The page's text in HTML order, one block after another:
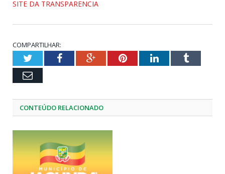
SITE DA TRANSPARENCIA
COMPARTILHAR:
TwitterFacebookGoogle+PinterestLinkedInTumblr
Email
CONTEÚDO RELACIONADO